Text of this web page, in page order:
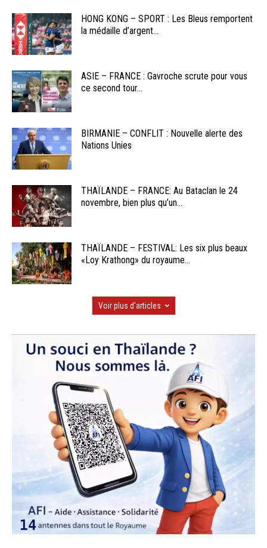
HONG KONG – SPORT : Les Bleus remportent
la médaille d’argent...
ASIE – FRANCE : Gavroche scrute pour vous
ce second tour...
BIRMANIE – CONFLIT : Nouvelle alerte des
Nations Unies
THAÏLANDE – FRANCE: Au Bataclan le 24
novembre, bien plus qu’un...
THAÏLANDE – FESTIVAL: Les six plus beaux
«Loy Krathong» du royaume...
Voir plus d'articles